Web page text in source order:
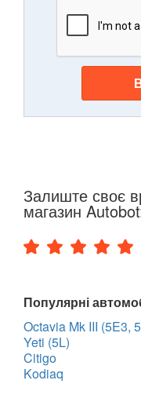
Залиште своє
магазин
Популярні
Octavia Mk III (5E3,
Yeti (5L)
Citigo
Kodiaq